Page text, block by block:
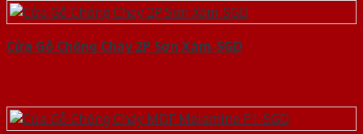
Cửa Gỗ Chống Cháy 2P Sơn Xám-SGD